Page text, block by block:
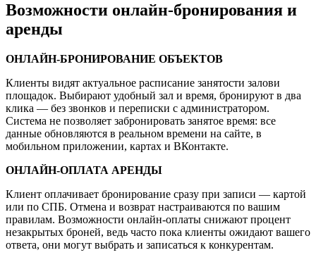
Возможности онлайн-бронирования и
аренды
ОНЛАЙН-БРОНИРОВАНИЕ ОБЪЕКТОВ
Клиенты видят актуальное расписание занятости залови
площадок. Выбирают удобный зал и время, бронируют в два
клика — без звонков и переписки с администратором.
Система не позволяет забронировать занятое время: все
данные обновляются в реальном времени на сайте, в
мобильном приложении, картах и ВКонтакте.
ОНЛАЙН-ОПЛАТА АРЕНДЫ
Клиент оплачивает бронирование сразу при записи — картой
или по СПБ. Отмена и возврат настраиваются по вашим
правилам. Возможности онлайн-оплаты снижают процент
незакрытых броней, ведь часто пока клиенты ожидают вашего
ответа, они могут выбрать и записаться к конкурентам.